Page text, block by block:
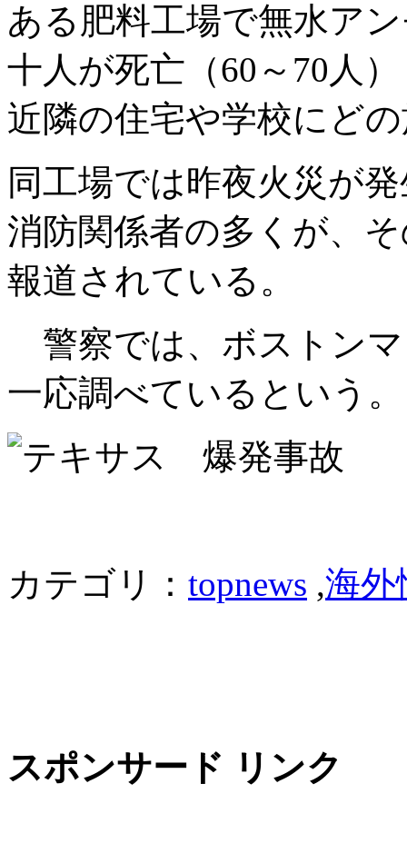
ある肥料工場で無水ア
十人が死亡（60～70人
近隣の住宅や学校にど
同工場では昨夜火災が
消防関係者の多くが、
報道されている。
警察では、ボストン
一応調べているという。
カテゴリ： topnews ,海外
スポンサード リンク